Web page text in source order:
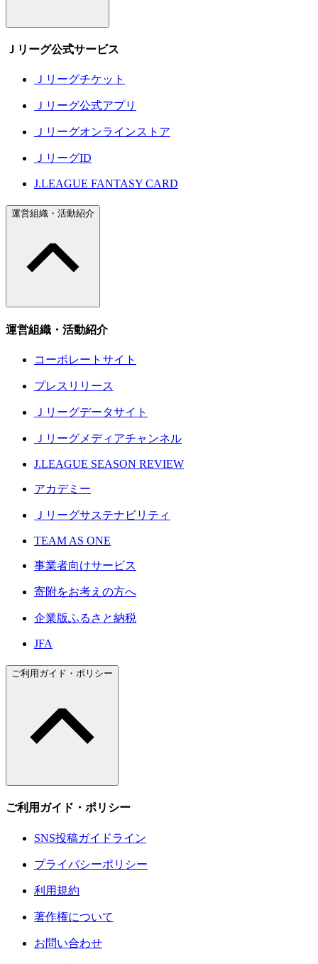
Ｊリーグ公式サービス
Ｊリーグチケット
Ｊリーグ公式アプリ
Ｊリーグオンラインストア
ＪリーグID
J.LEAGUE FANTASY CARD
運営組織・活動紹介
運営組織・活動紹介
コーポレートサイト
プレスリリース
Ｊリーグデータサイト
Ｊリーグメディアチャンネル
J.LEAGUE SEASON REVIEW
アカデミー
Ｊリーグサステナビリティ
TEAM AS ONE
事業者向けサービス
寄附をお考えの方へ
企業版ふるさと納税
JFA
ご利用ガイド・ポリシー
ご利用ガイド・ポリシー
SNS投稿ガイドライン
プライバシーポリシー
利用規約
著作権について
お問い合わせ